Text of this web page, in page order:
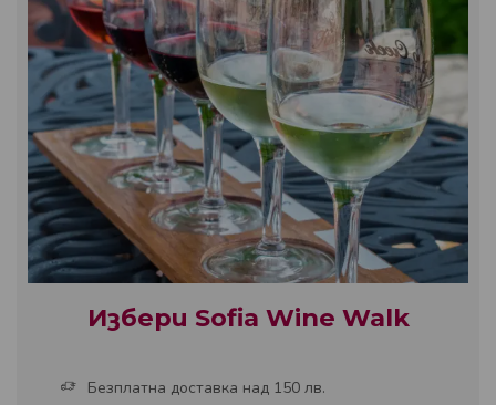
Избери Sofia Wine Walk
Безплатна доставка над 150 лв.